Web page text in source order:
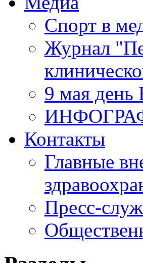
Спорт в
Журнал
9 мая
Контакты
Главные
Пресс-